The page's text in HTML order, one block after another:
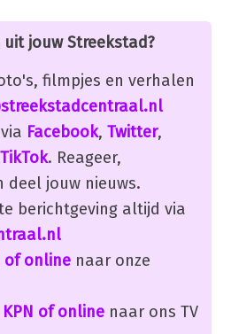
jouw Streekstad?
filmpjes en verhalen
Facebook, Twitter,
TikTok. Reageer,
deel jouw nieuws.
berichtgeving altijd via
of onlinenaar onze
of onlinenaar ons TV